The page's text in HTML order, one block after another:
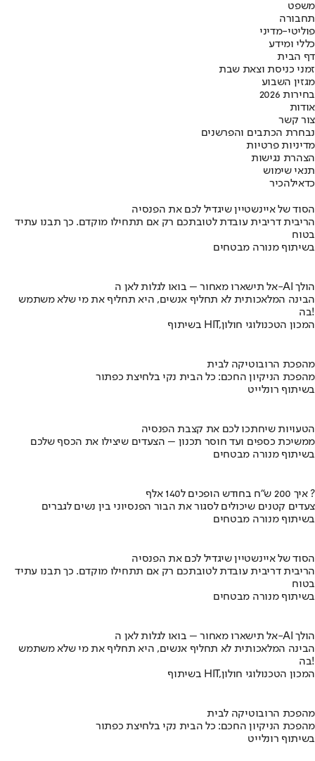
משפט
תחבורה
פוליטי-מדיני
כללי ומידע
דף הבית
זמני כניסת וצאת שבת
מגזין השבוע
בחירות 2026
אודות
צור קשר
נבחרת הכתבים והפרשנים
מדיניות פרטיות
הצהרת נגישות
תנאי שימוש
כדאילהכיר
הסוד של איינשטיין שיגדיל לכם את הפנסיה
הריבית דריבית עובדת לטובתכם רק אם תתחילו מוקדם. כך תבנו עתיד
בטוח
בשיתוף מנורה מבטחים
אל תישארו מאחור – בואו לגלות לאן ה-AI הולך
הבינה המלאכותית לא תחליף אנשים, היא תחליף את מי שלא משתמש
בה!
בשיתוף HIT,המכון הטכנולוגי חולון
מהפכת הרובוטיקה לבית
מהפכת הניקיון החכם: כל הבית נקי בלחיצת כפתור
בשיתוף רונלייט
הטעויות שיחתכו לכם את קצבת הפנסיה
ממשיכת כספים ועד חוסר תכנון – הצעדים שיצילו את הכסף שלכם
בשיתוף מנורה מבטחים
איך 200 ש"ח בחודש הופכים ל140 אלף ?
צעדים קטנים שיכולים לסגור את הבור הפנסיוני בין נשים לגברים
בשיתוף מנורה מבטחים
הסוד של איינשטיין שיגדיל לכם את הפנסיה
הריבית דריבית עובדת לטובתכם רק אם תתחילו מוקדם. כך תבנו עתיד
בטוח
בשיתוף מנורה מבטחים
אל תישארו מאחור – בואו לגלות לאן ה-AI הולך
הבינה המלאכותית לא תחליף אנשים, היא תחליף את מי שלא משתמש
בה!
בשיתוף HIT,המכון הטכנולוגי חולון
מהפכת הרובוטיקה לבית
מהפכת הניקיון החכם: כל הבית נקי בלחיצת כפתור
בשיתוף רונלייט